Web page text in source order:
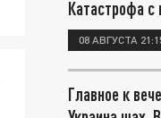
Катастрофа с
08 АВГУСТА
Главное к